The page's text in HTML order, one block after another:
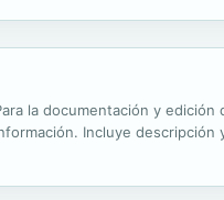
la documentación y edición
Incluye descripción